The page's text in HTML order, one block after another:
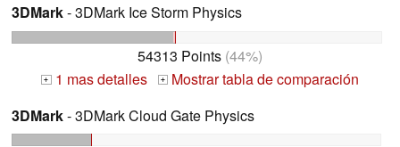
3DMark- 3DMark Ice Storm Physics
54313 Points (44%)
+ 1 mas detalles +
Mostrar tabla de comparación
3DMark- 3DMark Cloud Gate Physics